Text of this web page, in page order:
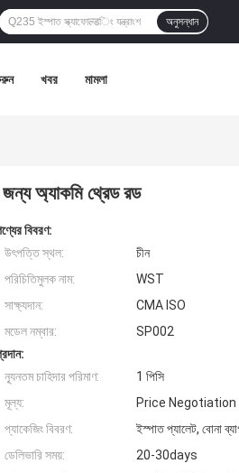
অনুসন্ধান
খবর মামলা
জন্য অ্যাকমি থ্রেড রড
বিবরণ:
উৎপত্তি স্থল:
চীন
পরিচিতিমুলক নাম:
WST
সাক্ষ্যদান:
CMA ISO
মডেল নম্বার:
SP002
ন্যূনতম চাহিদার পরিমাণ:
1 পিসি
মূল্য:
Price Negotiation
প্যাকেজিং বিবরণ:
ইস্পাত প্যালেট, বোনা
ডেলিভারি সময়:
20-30days